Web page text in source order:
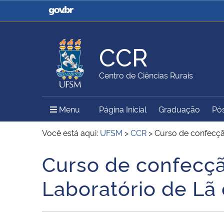
Casa Civil
Ministério da Justiça e
Ministério da Agricultura,
Pecuária e Abastecimento
Ministério da Educação
Ministério do Meio Ambiente Ministério do Turismo
Secretaria de Governo
Gabinete de Segurança
Institucional
CCR
Centro de Ciências Rurais
Menu Menu Principal do Sítio
Página Inicial Graduação
Você está aqui: UFSM >CCR >Curso de
Início do conteúdo
Curso de
Laboratório de Lã